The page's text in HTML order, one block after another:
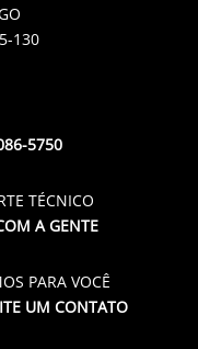
130
5750
TÉCNICO
A GENTE
PARA VOCÊ
UM CONTATO